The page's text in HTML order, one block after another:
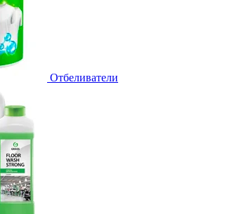
Отбеливатели